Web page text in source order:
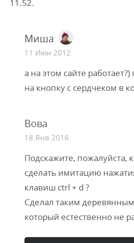
11.52.
Миша
11 Июн 2012
а на этом сайте
на кнопку с сердчеком в
Вова
18 Янв 2016
Подскажите, пожалуйста,
сделать имитацию
клавиш ctrl + d ?
Сделал таким
который естественно не